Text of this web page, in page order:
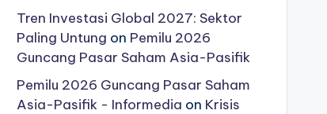
Tren Investasi Global 2027: Sektor
Paling Untung on Pemilu 2026
Guncang Pasar Saham Asia-Pasifik
Pemilu 2026 Guncang Pasar Saham
Asia-Pasifik - Informedia on Krisis